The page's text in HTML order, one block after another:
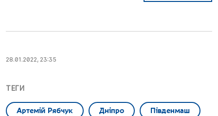
28.01.2022, 23:35
ТЕГИ
Артемій Рябчук Дніпро Південмаш